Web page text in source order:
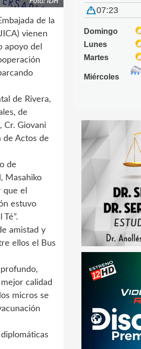
de la
vienen
apoyo del
de Rivera,
de
Cr. Giovani
de Actos de
de
Masahiko
que el
estuvo
amistad y
ellos el Bus
calidad
micros se
07:23
Domingo
Lunes
Martes
Miércoles